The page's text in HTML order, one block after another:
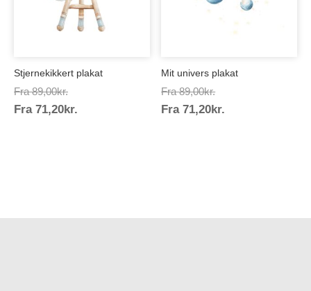
Stjernekikkert plakat
Fra 89,00kr.Prisinterval:
89,00kr.
Fra 71,20kr.
Mit univers plakat
Fra 89,00kr.Prisinterval:
89,00kr.
Fra 71,20kr.